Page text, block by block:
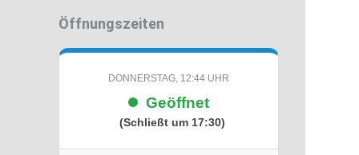
Öffnungszeiten
DONNERSTAG, 12:44 UHR
Geöffnet
(Schließt um 17:30)